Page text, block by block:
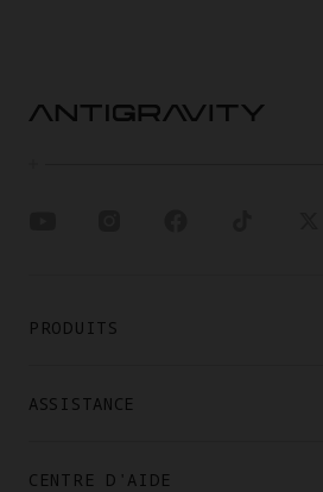
PRODUITS
ASSISTANCE
CENTRE D'AIDE